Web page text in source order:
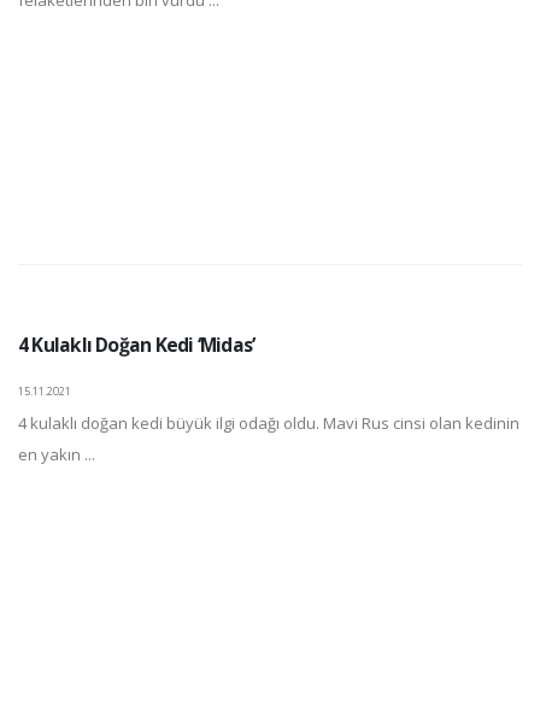
4 Kulaklı Doğan Kedi ‘Midas’
15.11.2021
4 kulaklı doğan kedi büyük ilgi odağı oldu. Mavi Rus cinsi olan kedinin
en yakın ...